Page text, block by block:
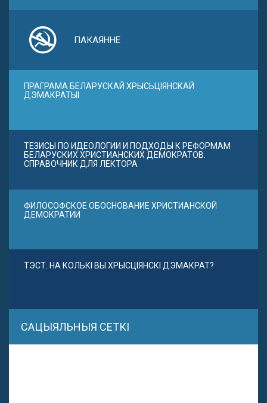
ПАКАЯННЕ
ПРАГРАМА БЕЛАРУСКАЙ ХРЫСЬЦІЯНСКАЙ
ДЭМАКРАТЫІ
ТЕЗИСЫ ПО ИДЕОЛОГИИ И ПОДХОДЫ К РЕФОРМАМ
БЕЛАРУСКИХ ХРИСТИАНСКИХ ДЕМОКРАТОВ.
СПРАВОЧНИК ДЛЯ ЛЕКТОРА
ФИЛОСОФСКОЕ ОБОСНОВАНИЕ ХРИСТИАНСКОЙ
ДЕМОКРАТИИ
ТЭСТ. НА КОЛЬКІ ВЫ ХРЫСЦІЯНСКІ ДЭМАКРАТ?
САЦЫЯЛЬНЫЯ СЕТКІ